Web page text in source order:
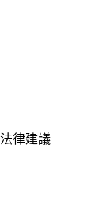
律建議